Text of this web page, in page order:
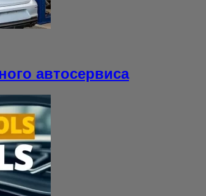
автосервиса